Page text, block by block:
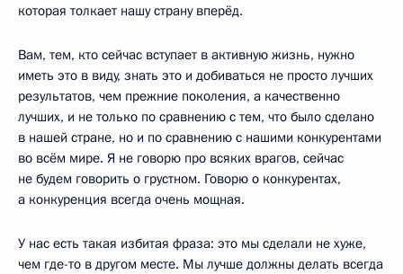
которая толкает нашу страну вперёд.
Вам, тем, кто сейчас вступает в активную жизнь, нужно
иметь это в виду, знать это и добиваться не просто лучших
результатов, чем прежние поколения, а качественно
лучших, и не только по сравнению с тем, что было сделано
в нашей стране, но и по сравнению с нашими конкурентами
во всём мире. Я не говорю про всяких врагов, сейчас
не будем говорить о грустном. Говорю о конкурентах,
а конкуренция всегда очень мощная.
У нас есть такая избитая фраза: это мы сделали не хуже,
чем где-то в другом месте. Мы лучше должны делать всегда